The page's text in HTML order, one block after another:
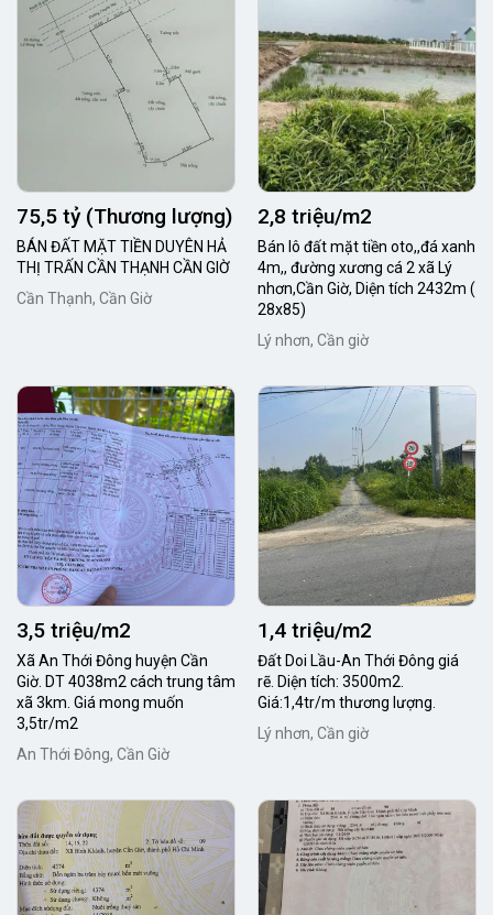
75,5 tỷ (Thương lượng)
BÁN ĐẤT MẶT TIỀN DUYÊN HẢ
THỊ TRẤN CẦN THẠNH CẦN GIỜ
Cần Thạnh, Cần Giờ
2,8 triệu/m2
Bán lô đất mặt tiền oto,,đá xanh
4m,, đường xương cá 2 xã Lý
nhơn,Cần Giờ, Diện tích 2432m (
28x85)
Lý nhơn, Cần giờ
3,5 triệu/m2
Xã An Thới Đông huyện Cần
Giờ. DT 4038m2 cách trung tâm
xã 3km. Giá mong muốn
3,5tr/m2
An Thới Đông, Cần Giờ
1,4 triệu/m2
Đất Doi Lầu-An Thới Đông giá
rẽ. Diện tích: 3500m2.
Giá:1,4tr/m thương lượng.
Lý nhơn, Cần giờ